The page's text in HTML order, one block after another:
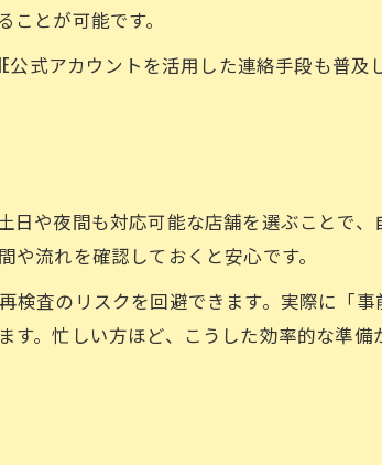
とが可能です。
式アカウントを活用した連絡手段も普及
や夜間も対応可能な店舗を選ぶことで、
流れを確認しておくと安心です。
検査のリスクを回避できます。実際に「事
。忙しい方ほど、こうした効率的な準備